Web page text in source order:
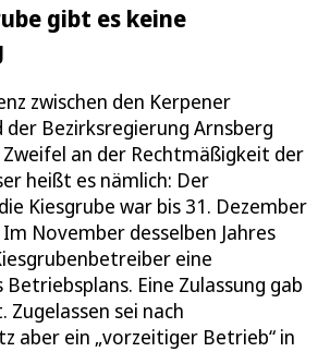
gibt es keine
zwischen den Kerpener
Bezirksregierung Arnsberg
an der Rechtmäßigkeit der
heißt es nämlich: Der
Kiesgrube war bis 31. Dezember
November desselben Jahres
eine
Eine Zulassung gab
Zugelassen sei nach
aber ein „vorzeitiger Betrieb“ in